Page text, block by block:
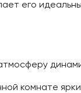
его
комнате